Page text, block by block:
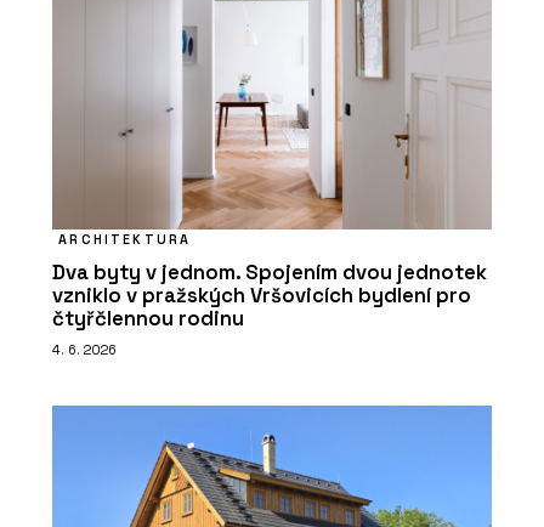
ARCHITEKTURA
Dva byty v jednom. Spojením dvou jednotek
vzniklo v pražských Vršovicích bydlení pro
čtyřčlennou rodinu
4. 6. 2026